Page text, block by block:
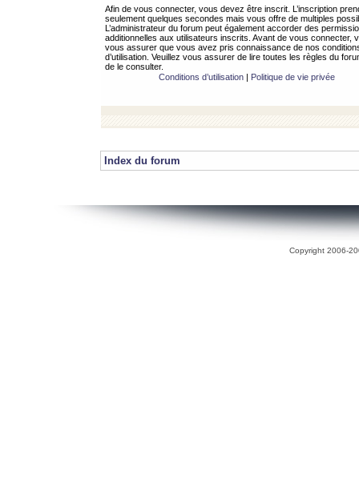
Afin de vous connecter, vous devez être inscrit. L’inscription
seulement quelques secondes mais vous offre de multiples
L’administrateur du forum peut également accorder des
additionnelles aux utilisateurs inscrits. Avant de vous connecter,
vous assurer que vous avez pris connaissance de nos
d’utilisation. Veuillez vous assurer de lire toutes les règles du
de le consulter.
Conditions d’utilisation| Politique de vie privée
Index du forum
Copyright 2006-